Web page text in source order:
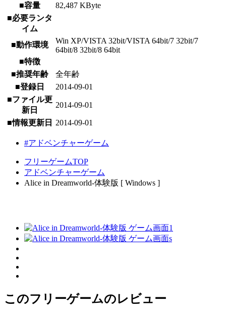
■容量
82,487 KByte
■必要ランタ
イム
■動作環境
Win XP/VISTA 32bit/VISTA 64bit/7 32bit/7
64bit/8 32bit/8 64bit
■特徴
■推奨年齢
全年齢
■登録日
2014-09-01
■ファイル更
新日
2014-09-01
■情報更新日 2014-09-01
#アドベンチャーゲーム
フリーゲームTOP
アドベンチャーゲーム
Alice in Dreamworld-体験版 [ Windows ]
このフリーゲームのレビュー